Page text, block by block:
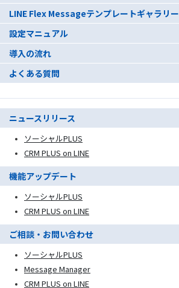
LINE Flex Messageテンプレートギャラリー
設定マニュアル
導入の流れ
よくある質問
ニュースリリース
ソーシャルPLUS
CRM PLUS on LINE
機能アップデート
ソーシャルPLUS
CRM PLUS on LINE
ご相談・お問い合わせ
ソーシャルPLUS
Message Manager
CRM PLUS on LINE